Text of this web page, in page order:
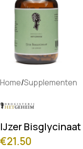
Home/Supplementen
IJzer Bisglycinaat
€21.50